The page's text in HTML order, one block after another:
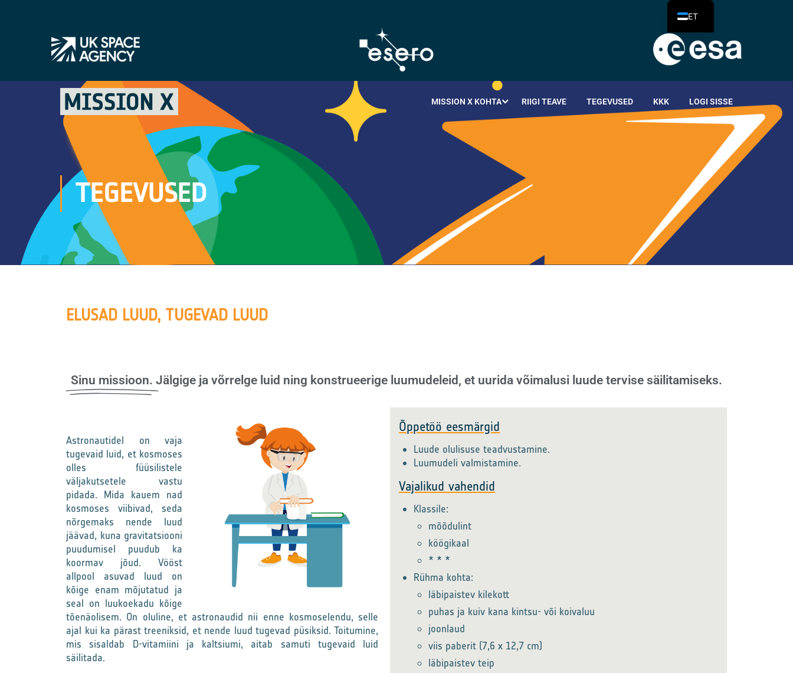
MISSION X KOHTA RIIGI TEAVE TEGEVUSED KKK LOGI SISSE
TEGEVUSED
ELUSAD LUUD, TUGEVAD LUUD
Sinu missioon. Jälgige ja võrrelge luid ning konstrueerige luumudeleid, et uurida võimalusi luude tervise säilitamiseks.
Astronautidel on vaja
tugevaid luid, et kosmoses
olles füüsilistele
väljakutsetele vastu
pidada. Mida kauem nad
kosmoses viibivad, seda
nõrgemaks nende luud
jäävad, kuna gravitatsiooni
puudumisel puudub ka
koormav jõud. Vööst
allpool asuvad luud on
kõige enam mõjutatud ja
seal on luukoekadu kõige
tõenäolisem. On oluline, et astronaudid nii enne kosmoselendu, selle
ajal kui ka pärast treeniksid, et nende luud tugevad püsiksid. Toitumine,
mis sisaldab D-vitamiini ja kaltsiumi, aitab samuti tugevaid luid
säilitada.
Õppetöö eesmärgid
Luude olulisuse teadvustamine.
Luumudeli valmistamine.
Vajalikud vahendid
Klassile:
mõõdulint
köögikaal
* * *
Rühma kohta:
läbipaistev kilekott
puhas ja kuiv kana kintsu- või koivaluu
joonlaud
viis paberit (7,6 x 12,7 cm)
läbipaistev teip
ET